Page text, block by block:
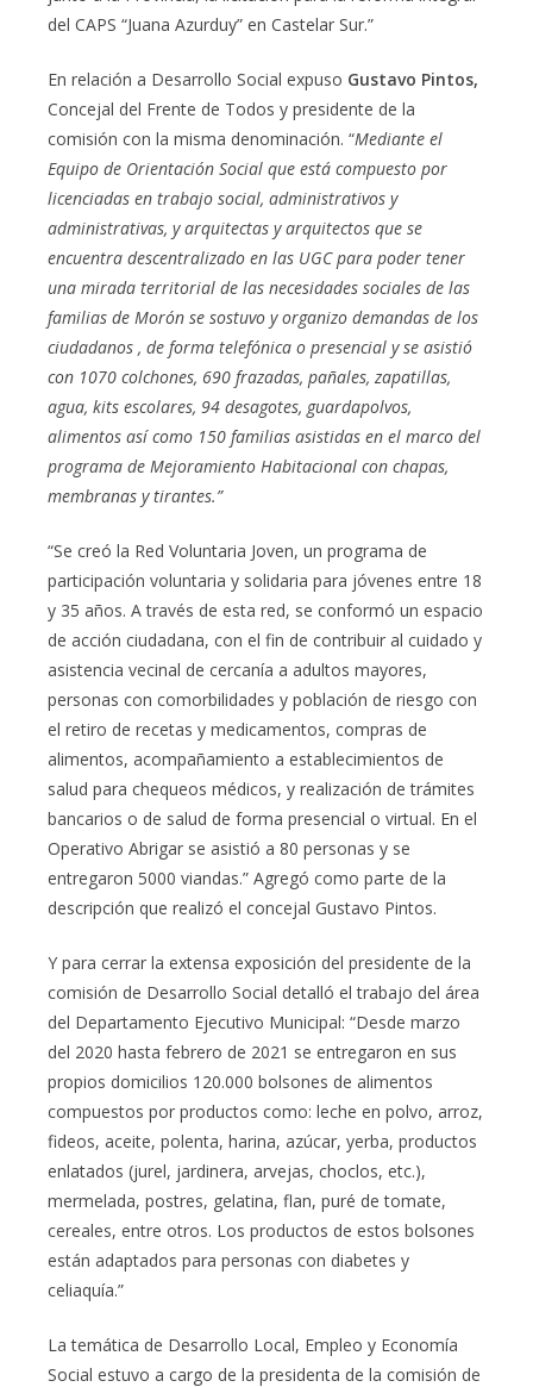
del CAPS “Juana Azurduy” en Castelar Sur.”
En relación a Desarrollo Social expuso Gustavo Pintos,
Concejal del Frente de Todos y presidente de la
comisión con la misma denominación. “Mediante el
Equipo de Orientación Social que está compuesto por
licenciadas en trabajo social, administrativos y
administrativas, y arquitectas y arquitectos que se
encuentra descentralizado en las UGC para poder tener
una mirada territorial de las necesidades sociales de las
familias de Morón se sostuvo y organizo demandas de los
ciudadanos , de forma telefónica o presencial y se asistió
con 1070 colchones, 690 frazadas, pañales, zapatillas,
agua, kits escolares, 94 desagotes, guardapolvos,
alimentos así como 150 familias asistidas en el marco del
programa de Mejoramiento Habitacional con chapas,
membranas y tirantes.”
“Se creó la Red Voluntaria Joven, un programa de
participación voluntaria y solidaria para jóvenes entre 18
y 35 años. A través de esta red, se conformó un espacio
de acción ciudadana, con el fin de contribuir al cuidado y
asistencia vecinal de cercanía a adultos mayores,
personas con comorbilidades y población de riesgo con
el retiro de recetas y medicamentos, compras de
alimentos, acompañamiento a establecimientos de
salud para chequeos médicos, y realización de trámites
bancarios o de salud de forma presencial o virtual. En el
Operativo Abrigar se asistió a 80 personas y se
entregaron 5000 viandas.” Agregó como parte de la
descripción que realizó el concejal Gustavo Pintos.
Y para cerrar la extensa exposición del presidente de la
comisión de Desarrollo Social detalló el trabajo del área
del Departamento Ejecutivo Municipal: “Desde marzo
del 2020 hasta febrero de 2021 se entregaron en sus
propios domicilios 120.000 bolsones de alimentos
compuestos por productos como: leche en polvo, arroz,
fideos, aceite, polenta, harina, azúcar, yerba, productos
enlatados (jurel, jardinera, arvejas, choclos, etc.),
mermelada, postres, gelatina, flan, puré de tomate,
cereales, entre otros. Los productos de estos bolsones
están adaptados para personas con diabetes y
celiaquía.”
La temática de Desarrollo Local, Empleo y Economía
Social estuvo a cargo de la presidenta de la comisión de